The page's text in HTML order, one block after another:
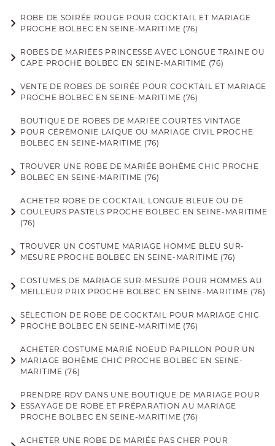
ROBE DE SOIRÉE ROUGE POUR COCKTAIL ET MARIAGE
PROCHE BOLBEC EN SEINE-MARITIME (76)
ROBES DE MARIÉES PRINCESSE AVEC LONGUE TRAINE OU
CAPE PROCHE BOLBEC EN SEINE-MARITIME (76)
VENTE DE ROBES DE SOIRÉE POUR COCKTAIL ET MARIAGE
PROCHE BOLBEC EN SEINE-MARITIME (76)
BOUTIQUE DE ROBES DE MARIÉE COURTES VINTAGE
POUR CÉRÉMONIE LAÏQUE OU MARIAGE CIVIL PROCHE
BOLBEC EN SEINE-MARITIME (76)
TROUVER UNE ROBE DE MARIÉE BOHÈME CHIC PROCHE
BOLBEC EN SEINE-MARITIME (76)
ACHETER ROBE DE COCKTAIL LONGUE BLEUE OU DE
COULEURS PASTELS PROCHE BOLBEC EN SEINE-MARITIME
(76)
TROUVER UN COSTUME MARIAGE HOMME BLEU SUR-
MESURE PROCHE BOLBEC EN SEINE-MARITIME (76)
COSTUMES DE MARIAGE SUR-MESURE POUR HOMMES AU
MEILLEUR PRIX PROCHE BOLBEC EN SEINE-MARITIME (76)
SÉLECTION DE ROBE DE COCKTAIL POUR MARIAGE CHIC
PROCHE BOLBEC EN SEINE-MARITIME (76)
ACHETER COSTUME MARIÉ NOEUD PAPILLON POUR UN
MARIAGE BOHÈME CHIC PROCHE BOLBEC EN SEINE-
MARITIME (76)
PRENDRE RDV DANS UNE BOUTIQUE DE MARIAGE POUR
ESSAYAGE DE ROBE ET PRÉPARATION AU MARIAGE
PROCHE BOLBEC EN SEINE-MARITIME (76)
ACHETER UNE ROBE DE MARIÉE PAS CHER POUR